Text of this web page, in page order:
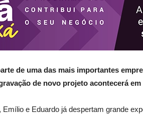
de uma das mais importantes
de novo projeto acontecerá
e Eduardo já despertam grande